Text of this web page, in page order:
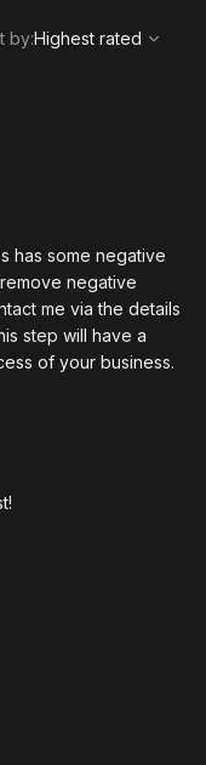
rated
by:Highest rated
has some negative
negative
me via the details
step will have a
of your business.